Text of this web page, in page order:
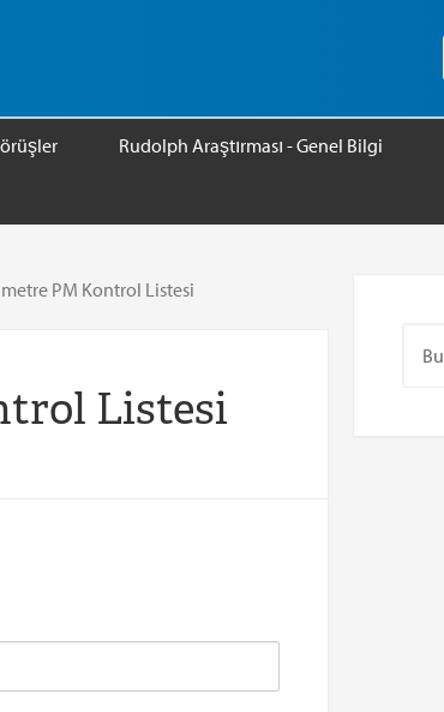
Rudolph Araştırması - Genel Bilgi
PM Kontrol Listesi
Listesi